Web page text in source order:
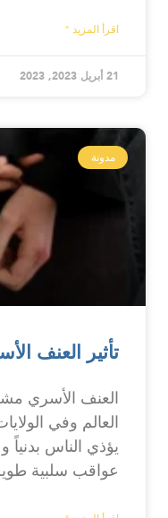
اقرأ المزيد "
21 أبريل 2023, 2023
مدونة
تأثير العنف
العنف الأسري
العالم وفي
يؤذي الناس بدنياً
عواقب سلبية